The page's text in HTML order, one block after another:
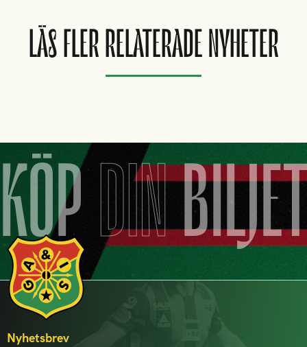
LÄS FLER RELATERADE NYHETER
KÖPDIN
Nyhetsbrev